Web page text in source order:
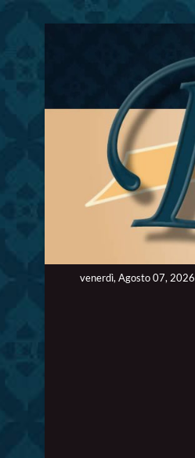
venerdì, Agosto 07, 2026